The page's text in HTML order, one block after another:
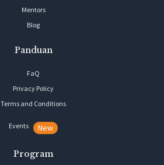
Mentors
Blog
Panduan
FaQ
Privacy Policy
Terms and Conditions
Events New
Program